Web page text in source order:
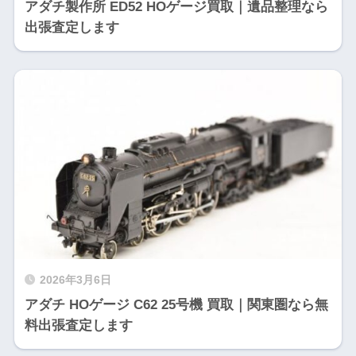
アダチ製作所 ED52 HOゲージ買取｜遺品整理なら
出張査定します
2026年3月6日
アダチ HOゲージ C62 25号機 買取｜関東圏なら無
料出張査定します